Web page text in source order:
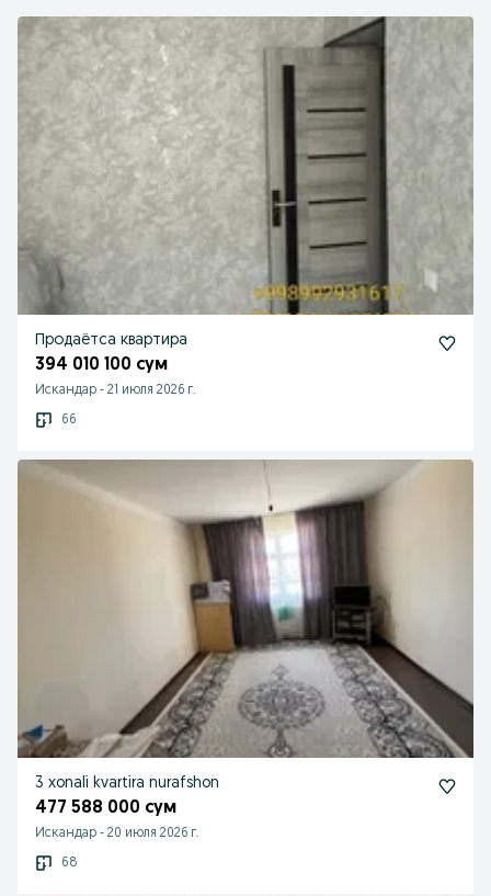
Продаётса квартира
394 010 100 сум
Искандар - 21 июля 2026 г.
66
3 xonali kvartira nurafshon
477 588 000 сум
Искандар - 20 июля 2026 г.
68